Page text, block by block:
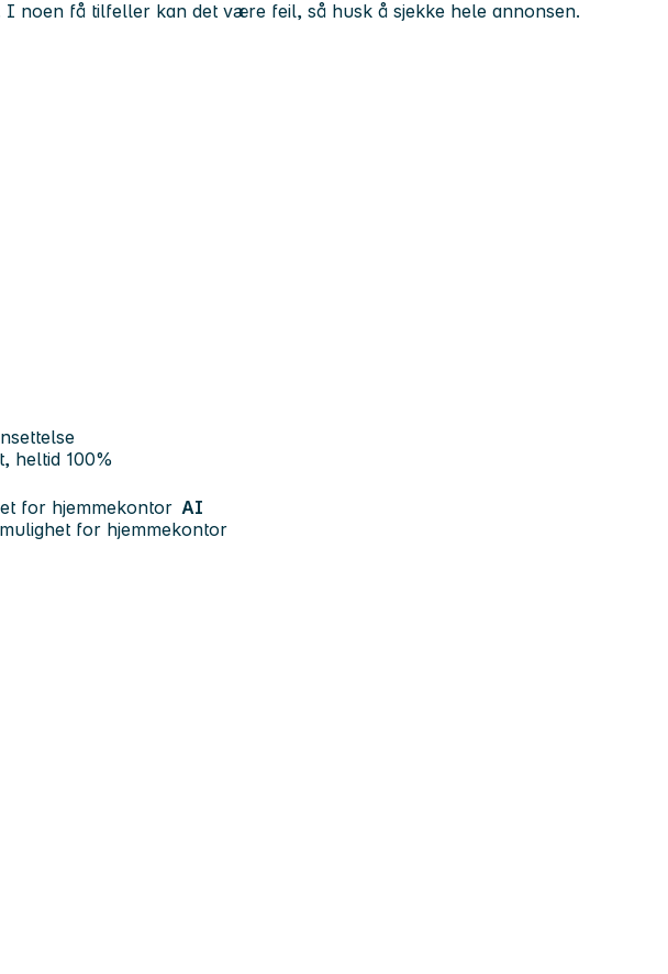
heltid 100%
for hjemmekontor AI
for hjemmekontor
noen få tilfeller kan det være feil, så husk å sjekke hele annonsen.